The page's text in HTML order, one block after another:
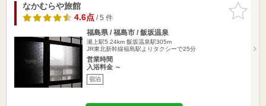
お気に入
りに追加
なかむらや旅館
4.6点/ 5 件
福島県 / 福島市 / 飯坂温泉
瀬上駅5.24km 飯坂温泉駅305m
JR東北新幹線福島駅よりタクシーで25分
営業時間
入浴料金 ～
宿泊